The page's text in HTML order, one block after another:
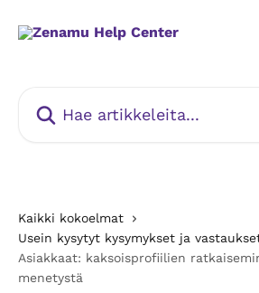
Kaikki kokoelmat
Usein kysytyt kysymykset ja
Asiakkaat: kaksoisprofiilien
menetystä